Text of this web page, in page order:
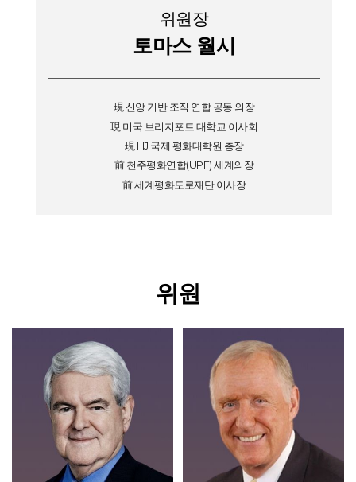
위원장
토마스 월시
現 신앙 기반 조직 연합 공동 의장
現 미국 브리지포트 대학교 이사회
現 HJ 국제 평화대학원 총장
前 천주평화연합(UPF) 세계의장
前 세계평화도로재단 이사장
위원